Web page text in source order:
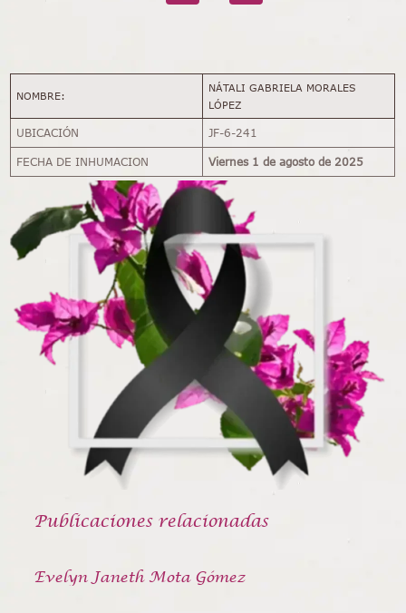
NOMBRE:
NÁTALI GABRIELA MORALES
LÓPEZ
UBICACIÓN JF-6-241
FECHA DE INHUMACION Viernes 1 de agosto de 2025
Publicaciones relacionadas
Evelyn Janeth Mota Gómez